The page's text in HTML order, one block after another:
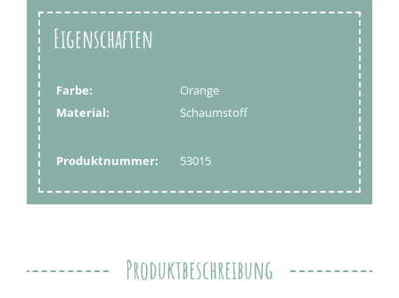
Eigenschaften
Farbe:
Orange
Material:
Schaumstoff
Produktnummer: 53015
Produktbeschreibung